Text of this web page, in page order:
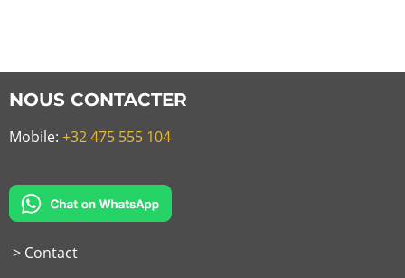
NOUS CONTACTER
Mobile: +32 475 555 104
> Contact